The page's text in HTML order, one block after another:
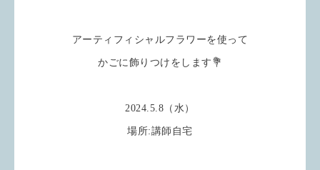
アーティフィシャルフラワーを使って
かごに飾りつけをします💐
2024.5.8（水）
場所:講師自宅